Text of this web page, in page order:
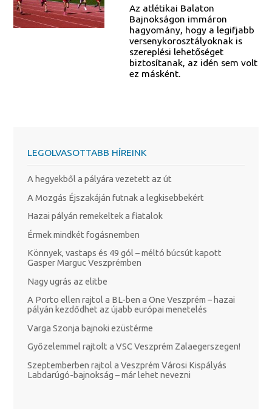
Az atlétikai Balaton
Bajnokságon immáron
hagyomány, hogy a legifjabb
versenykorosztályoknak is
szereplési lehetőséget
biztosítanak, az idén sem volt
ez másként.
LEGOLVASOTTABB HÍREINK
A hegyekből a pályára vezetett az út
A Mozgás Éjszakáján futnak a legkisebbekért
Hazai pályán remekeltek a fiatalok
Érmek mindkét fogásnemben
Könnyek, vastaps és 49 gól – méltó búcsút kapott
Gasper Marguc Veszprémben
Nagy ugrás az elitbe
A Porto ellen rajtol a BL-ben a One Veszprém – hazai
pályán kezdődhet az újabb európai menetelés
Varga Szonja bajnoki ezüstérme
Győzelemmel rajtolt a VSC Veszprém Zalaegerszegen!
Szeptemberben rajtol a Veszprém Városi Kispályás
Labdarúgó-bajnokság – már lehet nevezni